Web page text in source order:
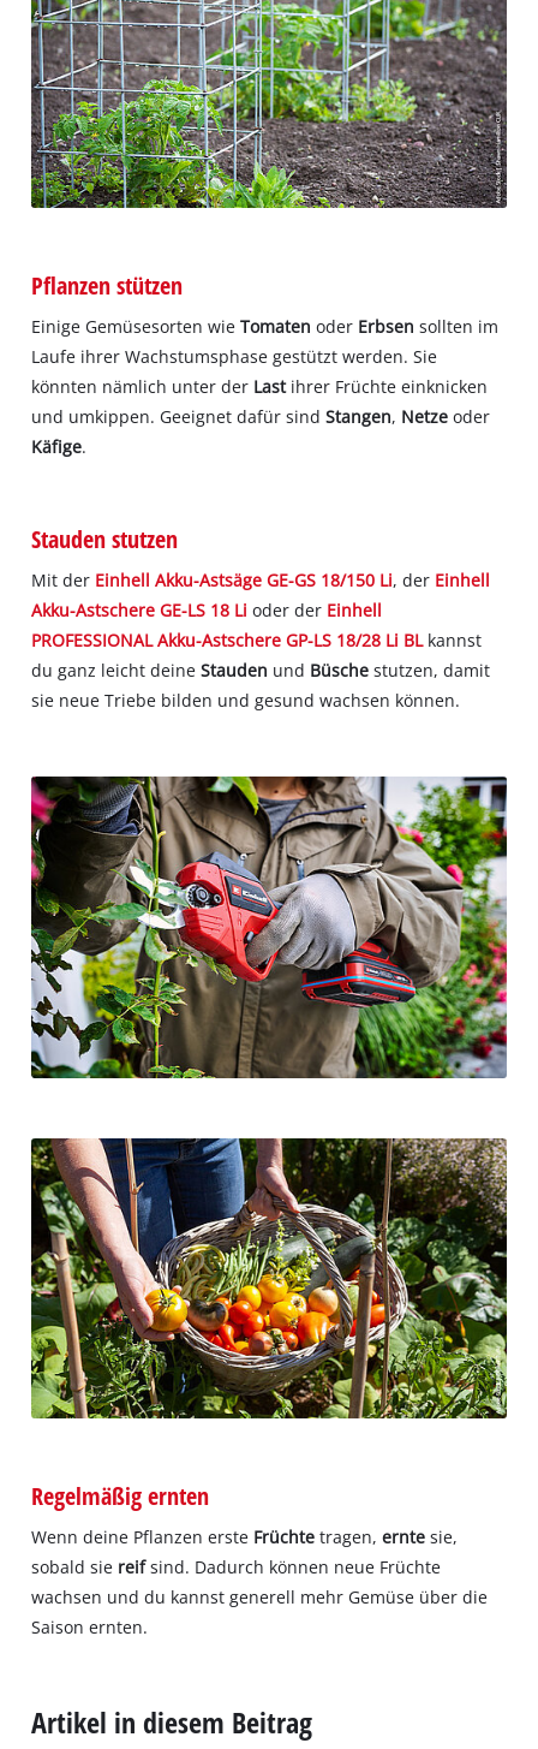
Pflanzen stützen
Einige Gemüsesorten wieTomatenoder Erbsen sollten im
Laufe ihrer Wachstumsphase gestützt werden. Sie
könnten nämlich unter der Last ihrer Früchte einknicken
und umkippen. Geeignet dafür sindStangen, Netzeoder
Käfige.
Stauden stutzen
Mit der Einhell Akku-Astsäge GE-GS 18/150 Li, der Einhell
Akku-Astschere GE-LS 18 Li oder der Einhell
PROFESSIONAL Akku-Astschere GP-LS 18/28 Li BLkannst
du ganz leicht deineStauden und Büschestutzen, damit
sie neue Triebe bilden und gesund wachsen können.
Regelmäßig ernten
Wenn deine Pflanzen erste Früchtetragen,erntesie,
sobald sie reifsind. Dadurch können neue Früchte
wachsen und du kannst generell mehr Gemüse über die
Saison ernten.
Artikel in diesem Beitrag